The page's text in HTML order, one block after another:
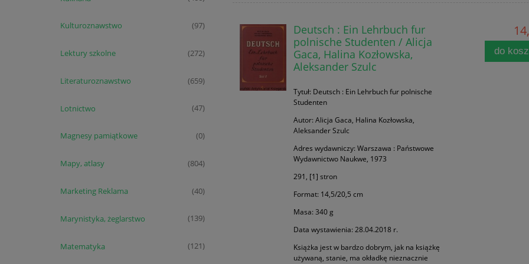
Kulturoznawstwo (97)
Lektury szkolne (272)
Literaturoznawstwo (659)
Lotnictwo (47)
Magnesy pamiątkowe (0)
Mapy, atlasy (804)
Marketing Reklama (40)
Marynistyka, żeglarstwo (139)
Matematyka (121)
Deutsch : Ein Lehrbuch fur
polnische Studenten / Alicja
Gaca, Halina Kozłowska,
Aleksander Szulc
Tytuł: Deutsch : Ein Lehrbuch fur polnische
Studenten
Autor: Alicja Gaca, Halina Kozłowska,
Aleksander Szulc
Adres wydawniczy: Warszawa : Państwowe
Wydawnictwo Naukwe, 1973
291, [1] stron
Format: 14,5/20,5 cm
Masa: 340 g
Data wystawienia: 28.04.2018 r.
Książka jest w bardzo dobrym, jak na książkę
używaną, stanie, ma okładkę nieznacznie
do